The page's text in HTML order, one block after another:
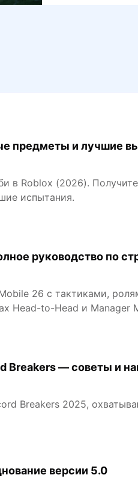
предметы и лучшие
в Roblox (2026).
испытания.
руководство по
26 с тактиками,
Head-to-Head и Manager
Breakers — советы и
Breakers 2025,
версии 5.0